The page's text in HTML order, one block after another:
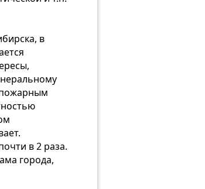
в
пожарным
в 2 раза.
города,